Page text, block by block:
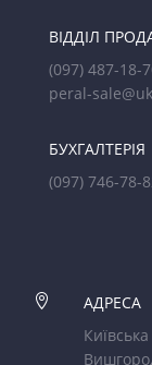
ВІДДІЛ
(097) 487-18-
peral-
БУХГАЛТЕРІЯ
(097) 746-78-

АДРЕСА